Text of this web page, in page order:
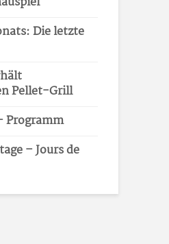
Die letzte
Pellet-Grill
– Jours de